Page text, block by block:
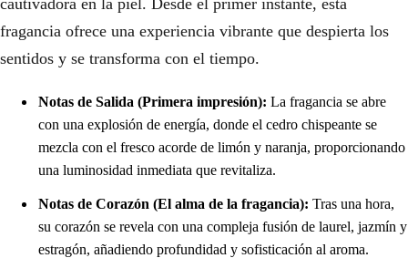
fragancia ofrece una experiencia vibrante que despierta los
sentidos y se transforma con el tiempo.
Notas de Salida (Primera impresión): La fragancia se abre
con una explosión de energía, donde el cedro chispeante se
mezcla con el fresco acorde de limón y naranja, proporcionando
una luminosidad inmediata que revitaliza.
Notas de Corazón (El alma de la fragancia): Tras una hora,
su corazón se revela con una compleja fusión de laurel, jazmín y
estragón, añadiendo profundidad y sofisticación al aroma.